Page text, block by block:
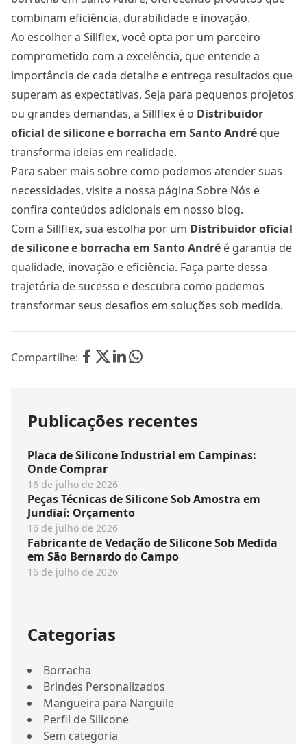
combinam eficiência, durabilidade e inovação.
Ao escolher a Sillflex, você opta por um parceiro
comprometido com a excelência, que entende a
importância de cada detalhe e entrega resultados que
superam as expectativas. Seja para pequenos projetos
ou grandes demandas, a Sillflex é o Distribuidor
oficial de silicone e borracha em Santo André que
transforma ideias em realidade.
Para saber mais sobre como podemos atender suas
necessidades, visite a nossa página Sobre Nós e
confira conteúdos adicionais em nosso blog.
Com a Sillflex, sua escolha por um Distribuidor oficial
de silicone e borracha em Santo André é garantia de
qualidade, inovação e eficiência. Faça parte dessa
trajetória de sucesso e descubra como podemos
transformar seus desafios em soluções sob medida.
Compartilhe:
Publicações recentes
Placa de Silicone Industrial em Campinas:
Onde Comprar
16 de julho de 2026
Peças Técnicas de Silicone Sob Amostra em
Jundiaí: Orçamento
16 de julho de 2026
Fabricante de Vedação de Silicone Sob Medida
em São Bernardo do Campo
16 de julho de 2026
Categorias
Borracha
Brindes Personalizados
Mangueira para Narguile
Perfil de Silicone
Sem categoria